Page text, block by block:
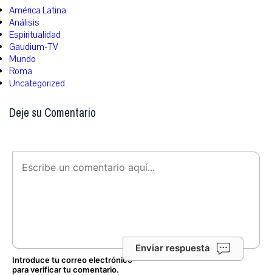
América Latina
Análisis
Espiritualidad
Gaudium-TV
Mundo
Roma
Uncategorized
Deje su Comentario
Enviar respuesta
Introduce tu correo electrónico
para verificar tu comentario.